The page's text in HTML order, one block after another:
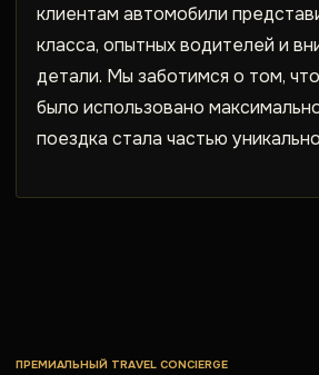
клиентам автомобили
класса, опытных водителей и
детали. Мы заботимся о том,
было использовано
поездка стала частью
ПРЕМИАЛЬНЫЙ TRAVEL CONCIERGE